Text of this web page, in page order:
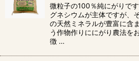
微粒子の100％純にがりで
グネシウムが主体ですが、
の天然ミネラルが豊富に含
う作物作りににがり農法を
徴 …